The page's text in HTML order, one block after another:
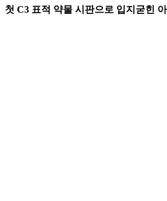
첫 C3 표적 약물 시판으로 입지굳힌